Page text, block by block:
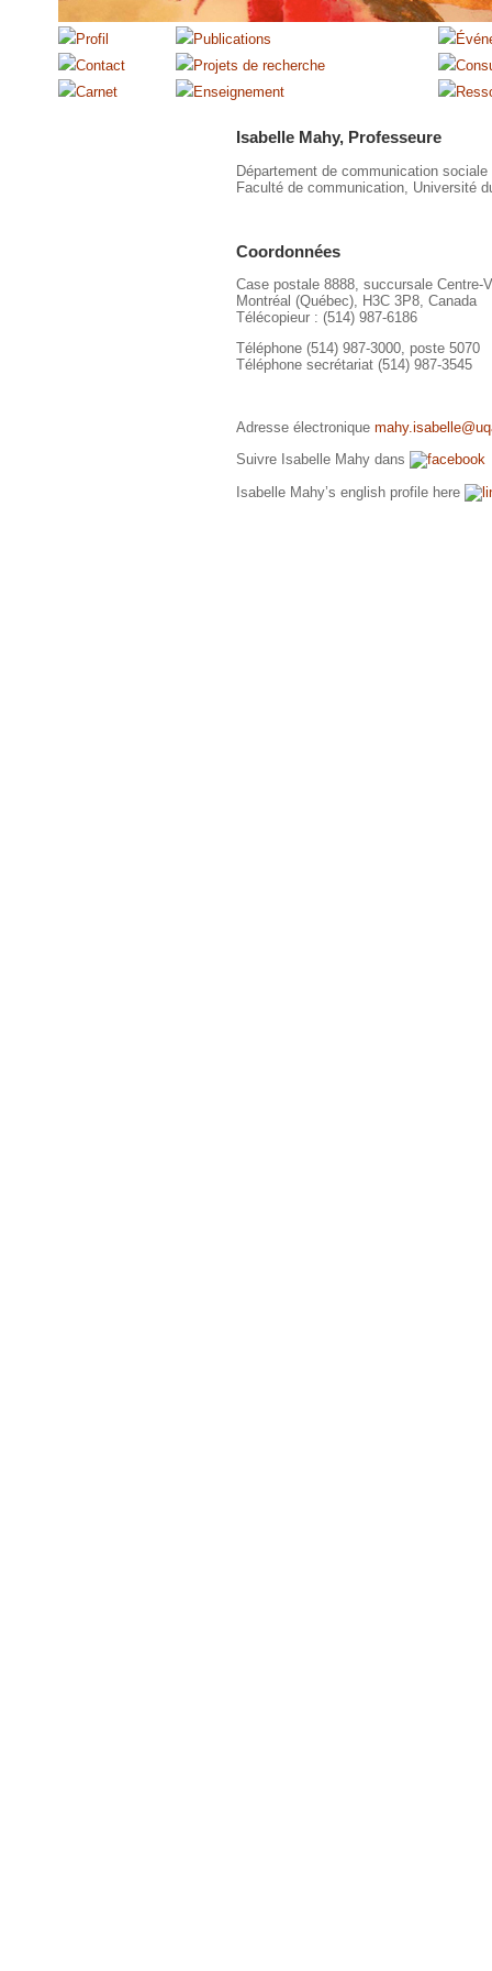
Isabelle Mahy, Professeure
Département de communication sociale
Faculté de communication, Université
Coordonnées
Case postale 8888, succursale Centre-
Montréal (Québec), H3C 3P8, Canada
Télécopieur : (514) 987-6186
Téléphone (514) 987-3000, poste 5070
Téléphone secrétariat (514) 987-3545
Adresse électronique
Suivre Isabelle Mahy dans
Isabelle Mahy’s english profile here